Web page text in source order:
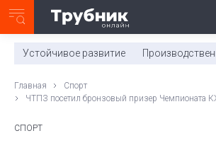
0:00/ 11:03
Устойчивое развитие
Главная
Спорт
ЧТПЗ посетил бронзовый призер Чемпионата
СПОРТ